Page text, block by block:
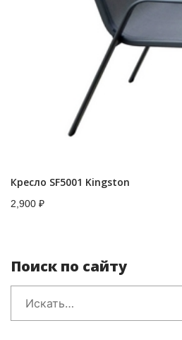
Кресло SF5001 Kingston
2,900 ₽
Поиск по сайту